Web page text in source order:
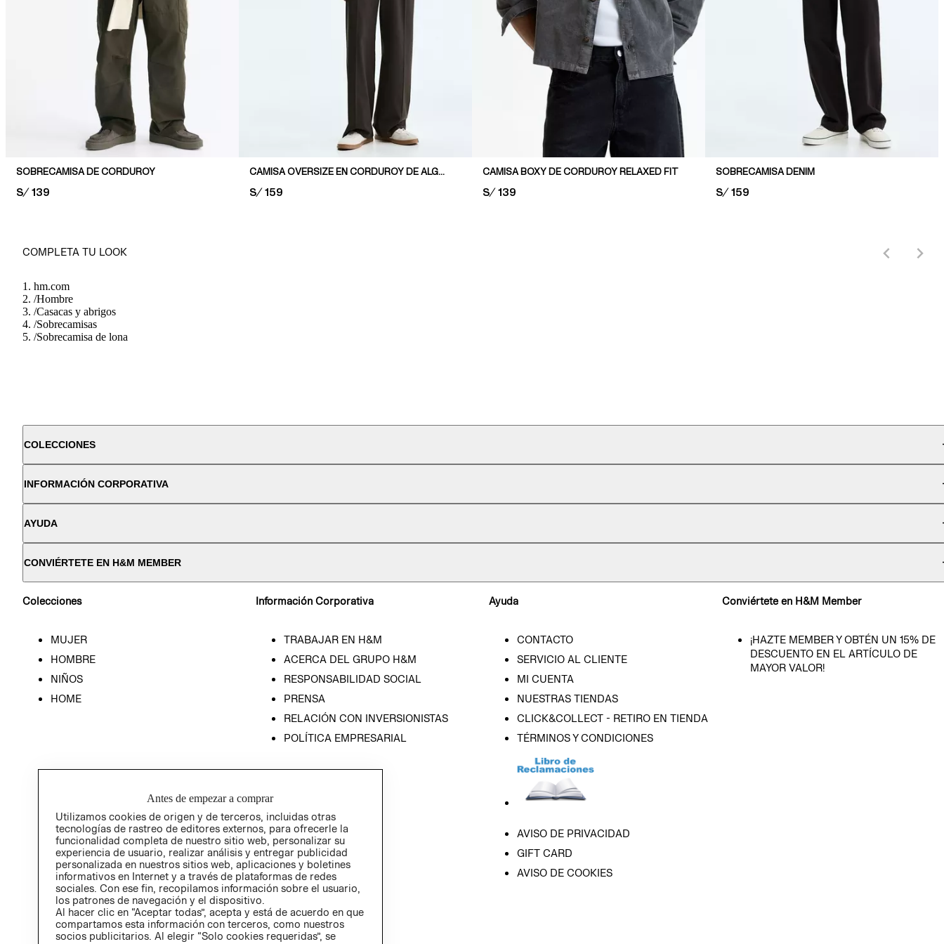
SOBRECAMISA DE CORDUROY
PRICE:
S/ 139
CAMISA OVERSIZE EN CORDUROY DE ALGODÓN
PRICE:
S/ 159
CAMISA BOXY DE CORDUROY RELAXED FIT
PRICE:
S/ 139
SOBRECAMISA DENIM
PRICE:
S/ 159
COMPLETA TU LOOK
hm.com
/Hombre
/Casacas y abrigos
/Sobrecamisas
/Sobrecamisa de lona
COLECCIONES
INFORMACIÓN CORPORATIVA
AYUDA
CONVIÉRTETE EN H&M MEMBER
Colecciones
MUJER
HOMBRE
NIÑOS
HOME
Información Corporativa
TRABAJAR EN H&M
ACERCA DEL GRUPO H&M
RESPONSABILIDAD SOCIAL
PRENSA
RELACIÓN CON INVERSIONISTAS
POLÍTICA EMPRESARIAL
Ayuda
CONTACTO
SERVICIO AL CLIENTE
MI CUENTA
NUESTRAS TIENDAS
CLICK&COLLECT - RETIRO EN TIENDA
TÉRMINOS Y CONDICIONES
AVISO DE PRIVACIDAD
GIFT CARD
AVISO DE COOKIES
Conviértete en H&M Member
¡HAZTE MEMBER Y OBTÉN UN 15% DE
DESCUENTO EN EL ARTÍCULO DE
MAYOR VALOR!
Antes de empezar a comprar
Utilizamos cookies de origen y de terceros, incluidas otras
tecnologías de rastreo de editores externos, para ofrecerle la
funcionalidad completa de nuestro sitio web, personalizar su
experiencia de usuario, realizar análisis y entregar publicidad
personalizada en nuestros sitios web, aplicaciones y boletines
informativos en Internet y a través de plataformas de redes
sociales. Con ese fin, recopilamos información sobre el usuario,
los patrones de navegación y el dispositivo.
Al hacer clic en “Aceptar todas”, acepta y está de acuerdo en que
compartamos esta información con terceros, como nuestros
socios publicitarios. Al elegir “Solo cookies requeridas”, se